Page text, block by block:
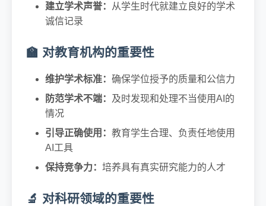
建立学术声誉：
从学生时代就建立良好的学术
诚信记录
🏫 对教育机构的重要性
维护学术标准： 确保学位授予的质量和公信力
防范学术不端：
及时发现和处理不当使用AI的
情况
引导正确使用： 教育学生合理、负责任地使用
AI工具
保持竞争力： 培养具有真实研究能力的人才
🔬 对科研领域的重要性